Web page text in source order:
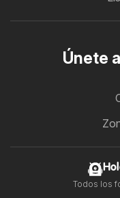
Únete
Todos los